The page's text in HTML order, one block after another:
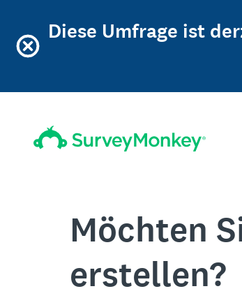
Diese Umfrage ist
Möchten
erstellen?